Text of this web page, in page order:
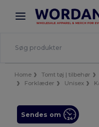
× Wordans-app
Bedre priser i appen!
Home Tomt tøj | tilbehør
Forklæder
Unisex
Sendes om